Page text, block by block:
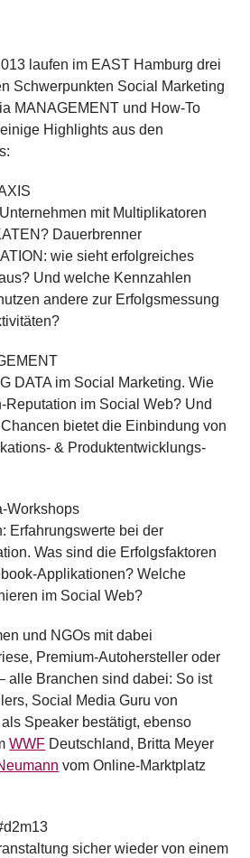
laufen im EAST Hamburg drei
Schwerpunkten Social Marketing
MANAGEMENT und How-To
Highlights aus den
mit Multiplikatoren
Dauerbrenner
wie sieht erfolgreiches
Und welche Kennzahlen
andere zur Erfolgsmessung
DATA im Social Marketing. Wie
Reputation im Social Web? Und
bietet die Einbindung von
& Produktentwicklungs-
Workshops
Erfahrungswerte bei der
Was sind die Erfolgsfaktoren
Applikationen? Welche
im Social Web?
und NGOs mit dabei
Premium-Autohersteller oder
alle Branchen sind dabei: So ist
Social Media Guru von
Speaker bestätigt, ebenso
WWF Deutschland, Britta Meyer
vom Online-Marktplatz
sicher wieder von einem